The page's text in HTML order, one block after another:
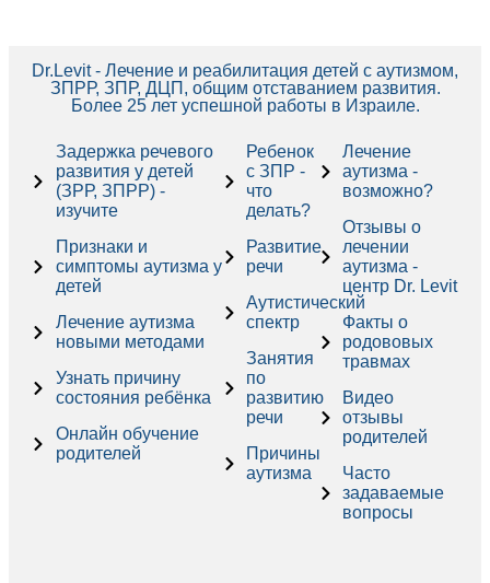
Dr.Levit - Лечение и реабилитация детей с аутизмом,
ЗПРР, ЗПР, ДЦП, общим отставанием развития.
Более 25 лет успешной работы в Израиле.
Задержка речевого
развития у детей
(ЗРР, ЗПРР) -
изучите
Признаки и
симптомы аутизма у
детей
Лечение аутизма
новыми методами
Узнать причину
состояния ребёнка
Онлайн обучение
родителей
Ребенок
с ЗПР -
что
делать?
Развитие
речи
Аутистический
спектр
Занятия
по
развитию
речи
Причины
аутизма
Лечение
аутизма -
возможно?
Отзывы о
лечении
аутизма -
центр Dr. Levit
Факты о
родововых
травмах
Видео
отзывы
родителей
Часто
задаваемые
вопросы